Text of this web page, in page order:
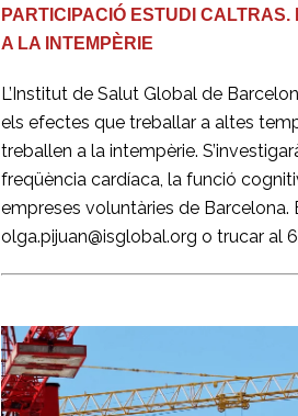
PARTICIPACIÓ ESTUDI
A LA INTEMPÈRIE
L’Institut de Salut Global de
els efectes que treballar a altes
treballen a la intempèrie.
freqüència cardíaca, la funció
empreses voluntàries de Barcelona.
olga.pijuan@isglobal.org o trucar al